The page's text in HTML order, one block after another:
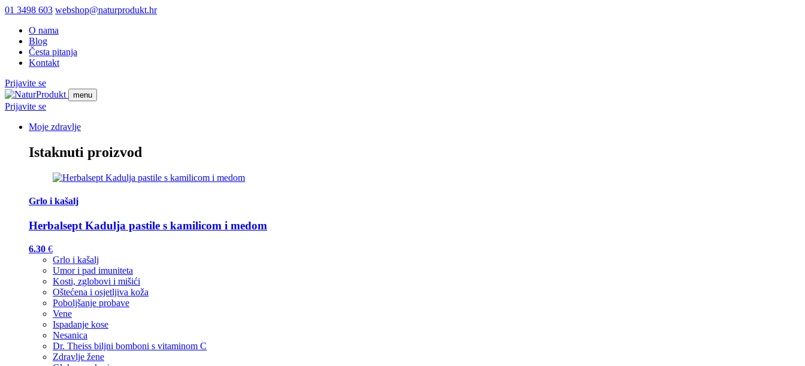
01 3498 603 webshop@naturprodukt.hr
O nama
Blog
Česta pitanja
Kontakt
Prijavite se
menu
Prijavite se
Moje zdravlje
Istaknuti proizvod
Grlo i kašalj
Herbalsept Kadulja pastile s kamilicom i medom
6.30 €
Grlo i kašalj
Umor i pad imuniteta
Kosti, zglobovi i mišići
Oštećena i osjetljiva koža
Poboljšanje probave
Vene
Ispadanje kose
Nesanica
Dr. Theiss biljni bomboni s vitaminom C
Zdravlje žene